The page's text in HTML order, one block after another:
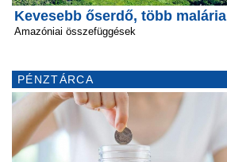
Kevesebb őserdő, több malária
Amazóniai összefüggések
PÉNZTÁRCA